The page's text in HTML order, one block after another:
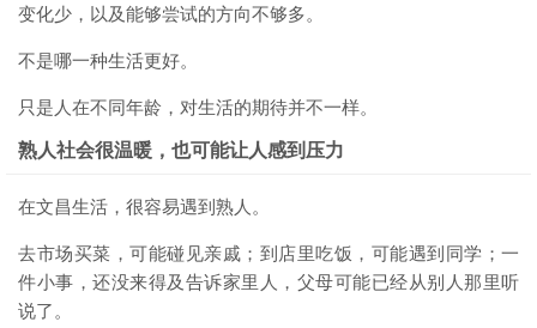
变化少，以及能够尝试的方向不够多。
不是哪一种生活更好。
只是人在不同年龄，对生活的期待并不一样。
熟人社会很温暖，也可能让人感到压力
在文昌生活，很容易遇到熟人。
去市场买菜，可能碰见亲戚；到店里吃饭，可能遇到同学；一
件小事，还没来得及告诉家里人，父母可能已经从别人那里听
说了。